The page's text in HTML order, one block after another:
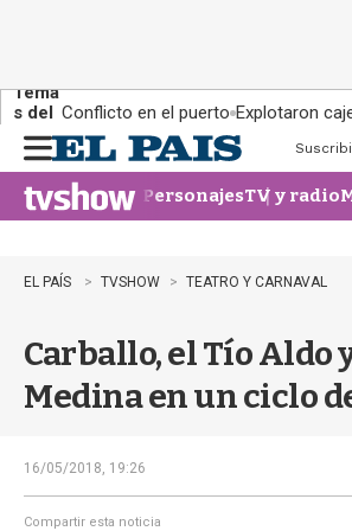
Tema
s del
día:
Conflicto en el puerto Explotaron
n
u
PersonajesTV y radio
EL PAÍS TVSHOW TEATRO Y CARNAVAL
Carballo, el Tío Aldo
Medina en un ciclo
16/05/2018, 19:26
Compartir esta noticia